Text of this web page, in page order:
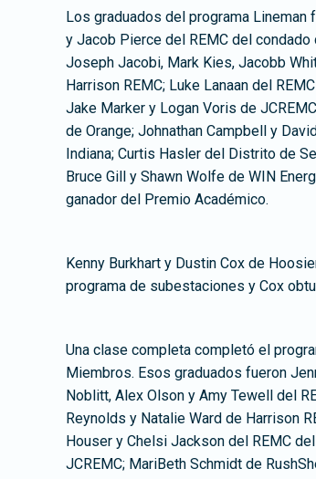
Los graduados del programa Lineman
y Jacob Pierce del REMC del
Joseph Jacobi, Mark Kies, Jacobb
Harrison REMC; Luke Lanaan del
Jake Marker y Logan Voris de
de Orange; Johnathan Campbell y
Indiana; Curtis Hasler del Distrito de
Bruce Gill y Shawn Wolfe de WIN
ganador del Premio Académico.
Kenny Burkhart y Dustin Cox de
programa de subestaciones y Cox
Una clase completa completó el
Miembros. Esos graduados fueron
Noblitt, Alex Olson y Amy Tewell del
Reynolds y Natalie Ward de Harrison
Houser y Chelsi Jackson del REMC
JCREMC; MariBeth Schmidt de